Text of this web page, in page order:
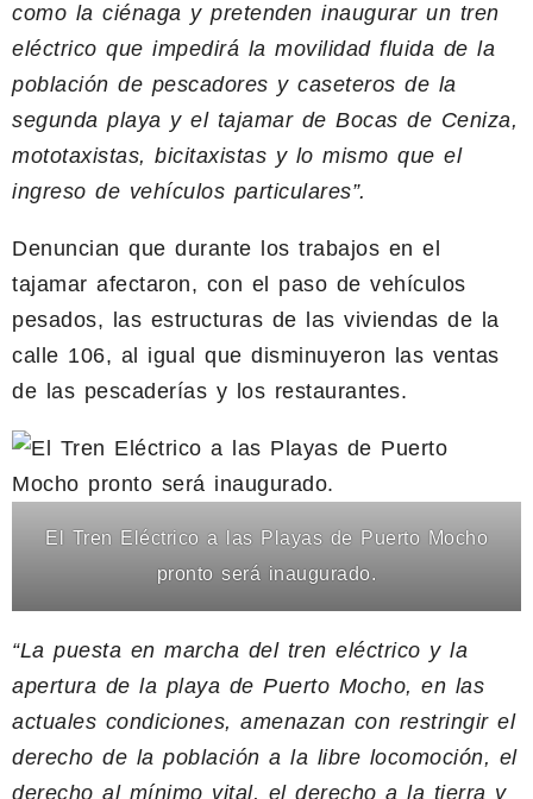
como la ciénaga y pretenden inaugurar un tren
eléctrico que impedirá la movilidad fluida de la
población de pescadores y caseteros de la
segunda playa y el tajamar de Bocas de Ceniza,
mototaxistas, bicitaxistas y lo mismo que el
ingreso de vehículos particulares”.
Denuncian que durante los trabajos en el
tajamar afectaron, con el paso de vehículos
pesados, las estructuras de las viviendas de la
calle 106, al igual que disminuyeron las ventas
de las pescaderías y los restaurantes.
El Tren Eléctrico a las Playas de Puerto Mocho
pronto será inaugurado.
“La puesta en marcha del tren eléctrico y la
apertura de la playa de Puerto Mocho, en las
actuales condiciones, amenazan con restringir el
derecho de la población a la libre locomoción, el
derecho al mínimo vital, el derecho a la tierra y